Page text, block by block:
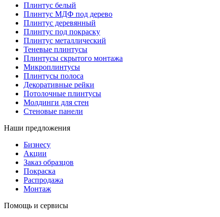
Плинтус белый
Плинтус МДФ под дерево
Плинтус деревянный
Плинтус под покраску
Плинтус металлический
Теневые плинтусы
Плинтусы скрытого монтажа
Микроплинтусы
Плинтусы полоса
Декоративные рейки
Потолочные плинтусы
Молдинги для стен
Стеновые панели
Наши предложения
Бизнесу
Акции
Заказ образцов
Покраска
Распродажа
Монтаж
Помощь и сервисы